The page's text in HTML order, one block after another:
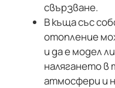
свързване.
В къща със
отопление
и да е модел
налягането в
атмосфери и